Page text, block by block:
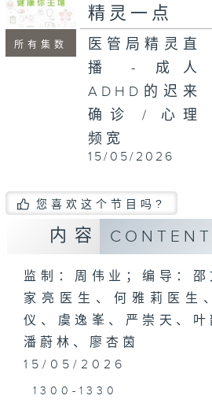
所有集数
精灵一点
医管局精灵直
播 - 成人
ADHD的迟来
确诊 / 心理
频宽
15/05/2026
您喜欢这个节目吗?
内容 CONTENT
监制：周伟业；编导：
家亮医生、何雅莉医生
仪、虞逸峯、严崇天、叶
潘蔚林、廖杏茵
15/05/2026
1300-1330